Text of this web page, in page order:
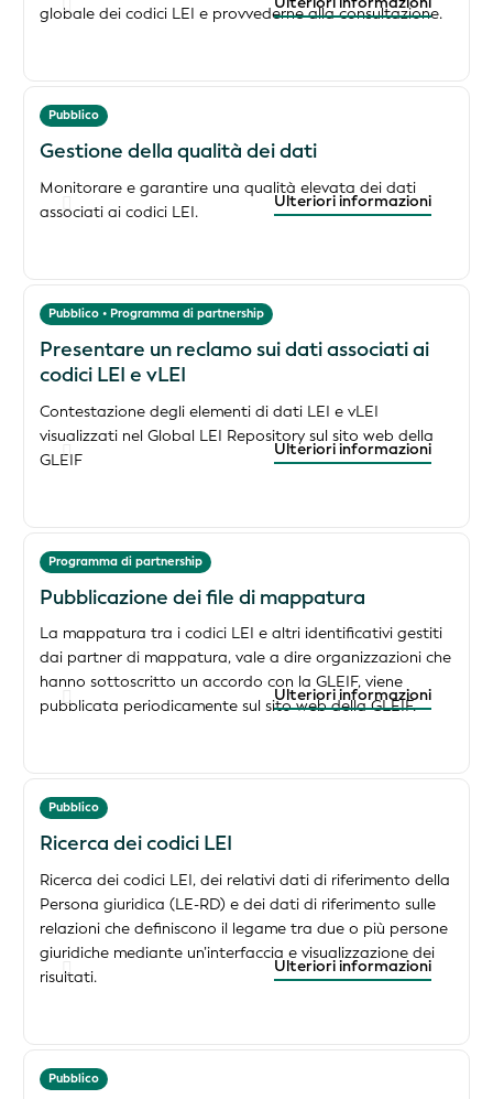
globale dei codici LEI e provvederne alla consultazione.
Pubblico
Gestione della qualità dei dati
Monitorare e garantire una qualità elevata dei dati
associati ai codici LEI.
Ulteriori informazioni
Pubblico • Programma di partnership
Presentare un reclamo sui dati associati ai
codici LEI e vLEI
Contestazione degli elementi di dati LEI e vLEI
visualizzati nel Global LEI Repository sul sito web della
GLEIF
Ulteriori informazioni
Programma di partnership
Pubblicazione dei file di mappatura
La mappatura tra i codici LEI e altri identificativi gestiti
dai partner di mappatura, vale a dire organizzazioni che
hanno sottoscritto un accordo con la GLEIF, viene
pubblicata periodicamente sul sito web della GLEIF.
Ulteriori informazioni
Pubblico
Ricerca dei codici LEI
Ricerca dei codici LEI, dei relativi dati di riferimento della
Persona giuridica (LE-RD) e dei dati di riferimento sulle
relazioni che definiscono il legame tra due o più persone
giuridiche mediante un’interfaccia e visualizzazione dei
risultati.
Ulteriori informazioni
Pubblico